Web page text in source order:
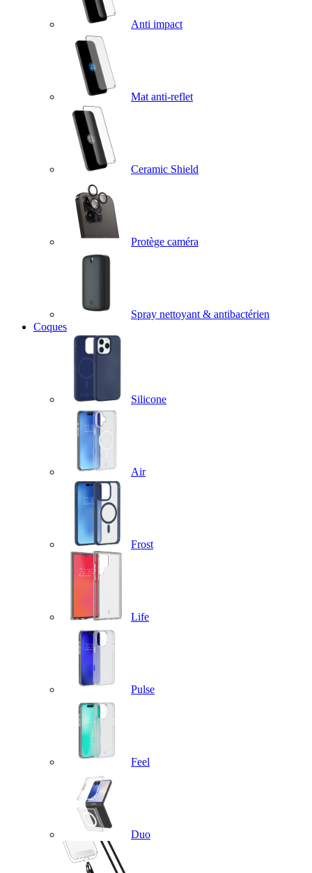
Anti impact
Mat anti-reflet
Ceramic Shield
Protège caméra
Spray nettoyant & antibactérien
Coques
Silicone
Air
Frost
Life
Pulse
Feel
Duo